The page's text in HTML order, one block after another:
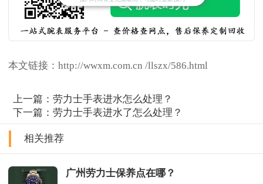
本文链接：http://wwxm.com.cn /llszx/586.html
上一篇：劳力士手表进水怎么处理？
下一篇：劳力士手表进水了怎么处理？
相关推荐
广州劳力士保养点在哪？